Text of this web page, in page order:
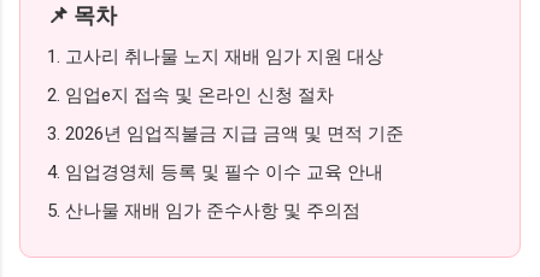
📌 목차
1. 고사리 취나물 노지 재배 임가 지원 대상
2. 임업e지 접속 및 온라인 신청 절차
3. 2026년 임업직불금 지급 금액 및 면적 기준
4. 임업경영체 등록 및 필수 이수 교육 안내
5. 산나물 재배 임가 준수사항 및 주의점